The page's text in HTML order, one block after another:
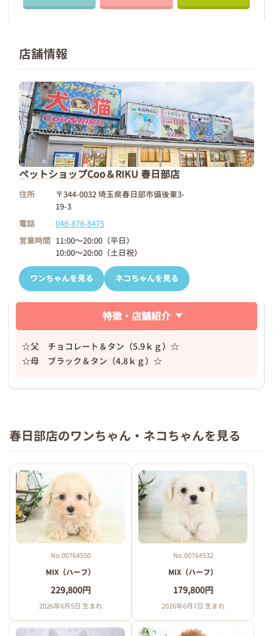
店舗情報
ペットショップCoo＆RIKU 春日部店
住所
〒344-0032 埼玉県春日部市備後東3-
19-3
電話
048-878-8475
営業時間 11:00～20:00（平日）
10:00～20:00（土日祝）
ワンちゃんを見る ネコちゃんを見る
特徴・店舗紹介
☆父 チョコレート＆タン（5.9ｋｇ）☆
☆母 ブラック＆タン（4.8ｋｇ）☆
春日部店のワンちゃん・ネコちゃんを見る
No.00764550
MIX（ハーフ）
229,800円
2026年6月5日 生まれ
No.00764532
MIX（ハーフ）
179,800円
2026年6月7日 生まれ